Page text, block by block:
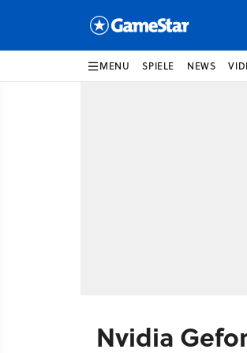
MENU SPIELE NEWS
Nvidia